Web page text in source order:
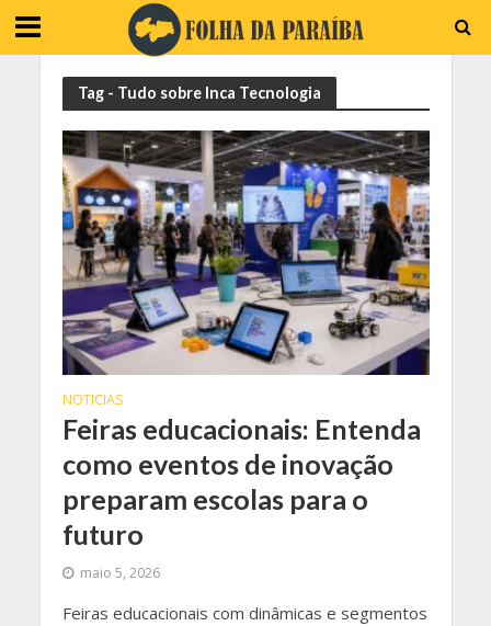
Tag - Tudo sobre Inca Tecnologia
NOTICIAS
Feiras educacionais: Entenda
como eventos de inovação
preparam escolas para o
futuro
maio 5, 2026
Feiras educacionais com dinâmicas e segmentos